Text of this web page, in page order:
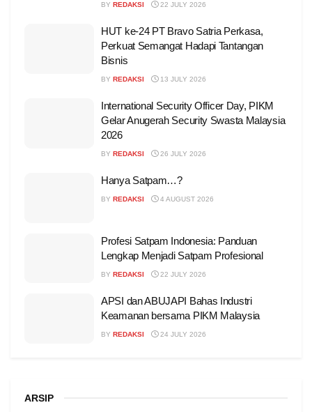
BY REDAKSI 22 JULY 2026
HUT ke-24 PT Bravo Satria Perkasa,
Perkuat Semangat Hadapi Tantangan
Bisnis
BY REDAKSI 13 JULY 2026
International Security Officer Day, PIKM
Gelar Anugerah Security Swasta Malaysia
2026
BY REDAKSI 26 JULY 2026
Hanya Satpam…?
BY REDAKSI 4 AUGUST 2026
Profesi Satpam Indonesia: Panduan
Lengkap Menjadi Satpam Profesional
BY REDAKSI 22 JULY 2026
APSI dan ABUJAPI Bahas Industri
Keamanan bersama PIKM Malaysia
BY REDAKSI 24 JULY 2026
ARSIP